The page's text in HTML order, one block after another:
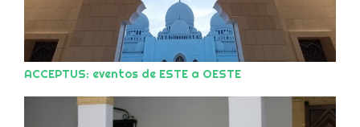
ACCEPTUS: eventos de ESTE a OESTE